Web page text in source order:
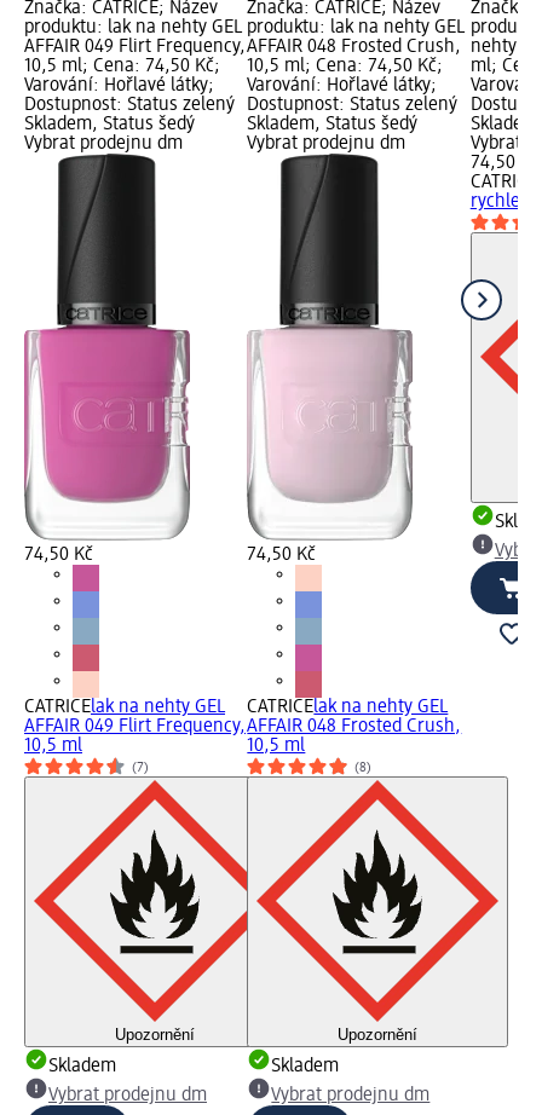
Značka: CATRICE; Název
produktu: lak na nehty GEL
AFFAIR 049 Flirt Frequency,
10,5 ml; Cena: 74,50 Kč;
Varování: Hořlavé látky;
Dostupnost: Status zelený
Skladem, Status šedý
Vybrat prodejnu dm
74,50 Kč
CATRICElak na nehty GEL
AFFAIR 049 Flirt Frequency,
10,5 ml
(7)
Upozornění
Skladem
Vybrat prodejnu dm
Značka: CATRICE; Název
produktu: lak na nehty GEL
AFFAIR 048 Frosted Crush,
10,5 ml; Cena: 74,50 Kč;
Varování: Hořlavé látky;
Dostupnost: Status zelený
Skladem, Status šedý
Vybrat prodejnu dm
74,50 Kč
CATRICElak na nehty GEL
AFFAIR 048 Frosted Crush,
10,5 ml
(8)
Upozornění
Skladem
Vybrat prodejnu dm
Značka:
nehty
ml;
Vybrat
74,50 Kč
CATRICE